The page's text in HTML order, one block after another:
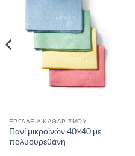
ΕΡΓΑΛΕΙΑ ΚΑΘΑΡΙΣΜΟΥ
Πανί μικροϊνών 40×40 με
πολυουρεθάνη